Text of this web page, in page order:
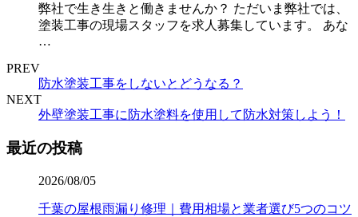
弊社で生き生きと働きませんか？ ただいま弊社では、
塗装工事の現場スタッフを求人募集しています。 あな
…
PREV
防水塗装工事をしないとどうなる？
NEXT
外壁塗装工事に防水塗料を使用して防水対策しよう！
最近の投稿
2026/08/05
千葉の屋根雨漏り修理｜費用相場と業者選び5つのコツ